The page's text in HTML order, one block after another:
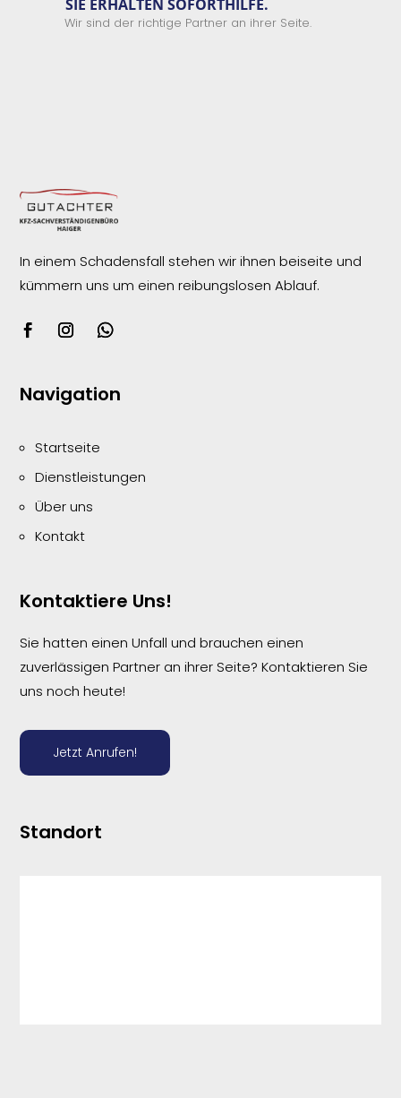
SIE ERHALTEN SOFORTHILFE.
Wir sind der richtige Partner an ihrer Seite.
In einem Schadensfall stehen wir ihnen beiseite und
kümmern uns um einen reibungslosenAblauf.
Navigation
Startseite
Dienstleistungen
Über uns
Kontakt
Kontaktiere Uns!
Sie hatten einen Unfall und brauchen einen
zuverlässigen Partner an ihrer Seite? Kontaktieren Sie
uns noch heute!
Jetzt Anrufen!
Standort